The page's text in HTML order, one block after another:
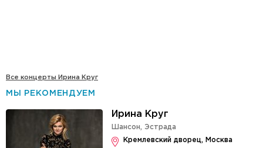
Все концерты Ирина Круг
МЫ РЕКОМЕНДУЕМ
Ирина Круг
Шансон, Эстрада
Кремлевский дворец, Москва